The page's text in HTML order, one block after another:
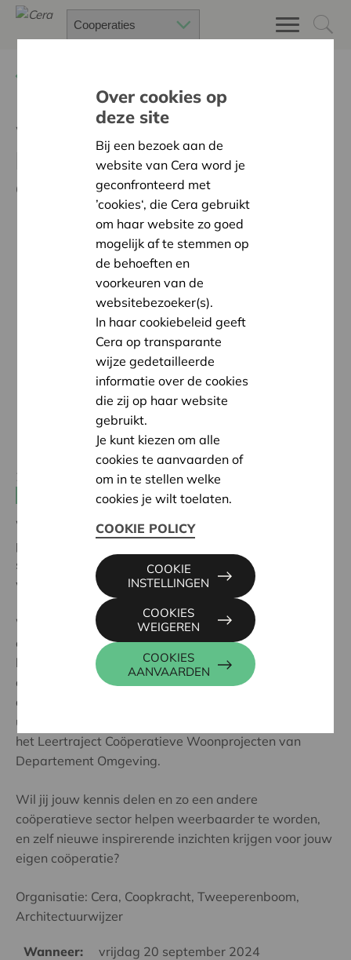
Wooncoöperaties willen
leren van jouw
coöperatieve werking!
20 september 2024 12:30 - 15:30
Consumenten(2.0)- en burgercoöperaties
Wat kunnen wooncoöperaties leren van good
practices uit andere sectoren? Hoe maken we deze
sector weerbaarder? Wat is er nodig zodat
wooncoöperaties kunnen opschalen?
We zoeken leden uit allerhande sectoren en
coöperatievormen voor een verfrissend
buitenstaandersperspectief. Je helpt er niet alleen aan
andere sector mee, je gaat bovendien naar huis met
de nodige inspiratie voor je eigen werking. De
uitkomsten van de focusgroep worden opgenomen in
het Leertraject Coöperatieve Woonprojecten van
Departement Omgeving.
Wil jij jouw kennis delen en zo een andere
coöperatieve sector helpen weerbaarder te worden,
en zelf nieuwe inspirerende inzichten krijgen voor jouw
eigen coöperatie?
Organisatie: Cera, Coopkracht, Tweeperenboom,
Architectuurwijzer
Wanneer:
vrijdag 20 september 2024
Over cookies op
deze site
Bij een bezoek aan de
website van Cera word je
geconfronteerd met
’cookies‘, die Cera gebruikt
om haar website zo goed
mogelijk af te stemmen op
de behoeften en
voorkeuren van de
websitebezoeker(s).
In haar cookiebeleid geeft
Cera op transparante
wijze gedetailleerde
informatie over de cookies
die zij op haar website
gebruikt.
Je kunt kiezen om alle
cookies te aanvaarden of
om in te stellen welke
cookies je wilt toelaten.
COOKIE POLICY
COOKIES
AANVAARDEN
COOKIES
WEIGEREN
COOKIE
INSTELLINGEN